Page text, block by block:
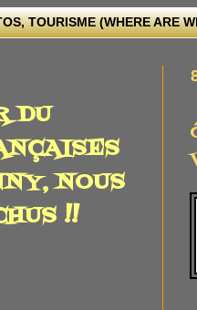
TOURISME (WHERE ARE
DU
NOUS
!!